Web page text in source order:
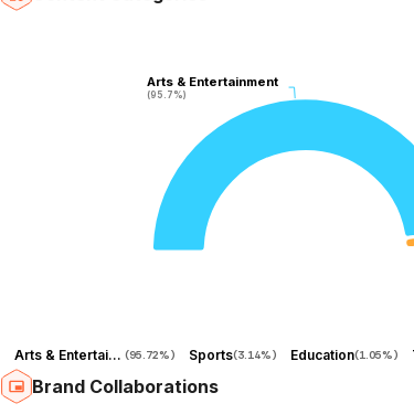
Arts & Entertainment
(95.7%)
Arts & Entertainment
(95.7%)
Arts & Entertainment (95.72%) Sports(3.14%) Education(1.05%)
Brand Collaborations